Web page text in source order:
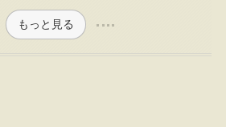
もっと見る